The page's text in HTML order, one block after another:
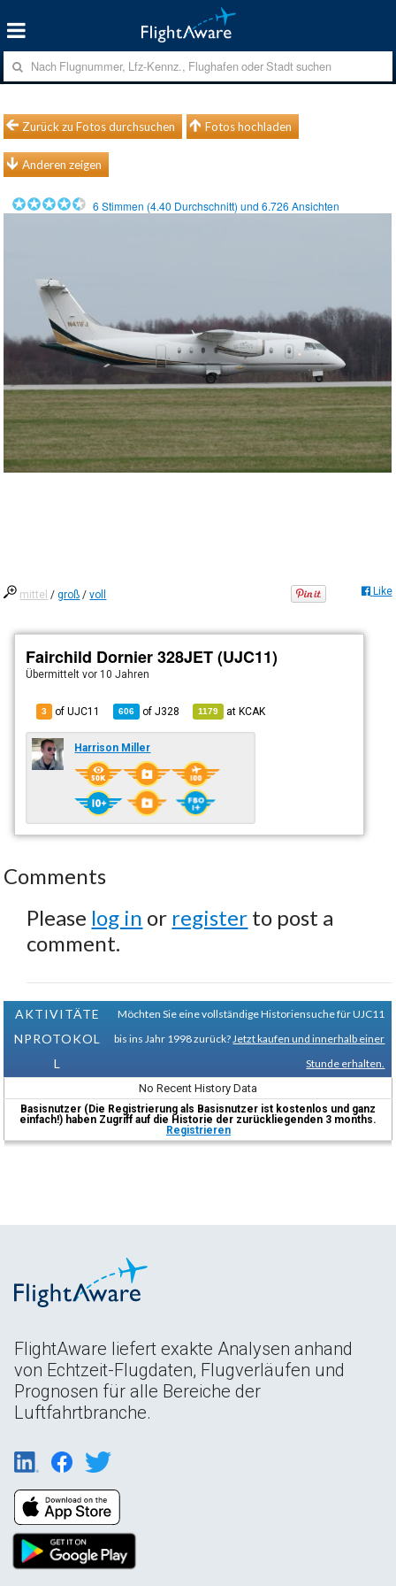
Zurück zu Fotos durchsuchen Fotos hochladen
Anderen zeigen
6 Stimmen (4.40 Durchschnitt) und6.726 Ansichten
mittel /groß /voll Like
Fairchild Dornier 328JET (UJC11)
Übermitteltvor 10 Jahren
3 of UJC11 606 ofJ328 1179 atKCAK
Harrison Miller
Comments
Please log in or register to post a
comment.
AKTIVITÄTE
NPROTOKOL
L
Möchten Sie eine vollständige Historiensuche für UJC11
bis ins Jahr 1998 zurück? Jetzt kaufen und innerhalb einer
Stunde erhalten.
No Recent History Data
Basisnutzer (Die Registrierung als Basisnutzer ist kostenlos und ganz
einfach!) haben Zugriff auf die Historie der zurückliegenden 3 months.
Registrieren
FlightAware liefert exakte Analysen anhand
von Echtzeit-Flugdaten, Flugverläufen und
Prognosen für alle Bereiche der
Luftfahrtbranche.